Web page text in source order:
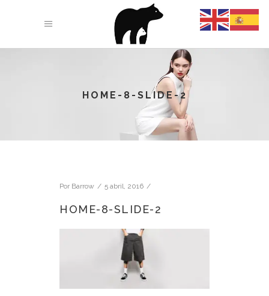
HOME-8-SLIDE-2
Por Barrow 5 abril, 2016
HOME-8-SLIDE-2